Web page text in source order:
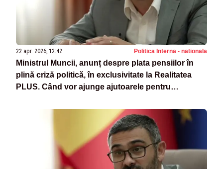
22 apr. 2026, 12:42 Politica Interna - nationala
Ministrul Muncii, anunț despre plata pensiilor în
plină criză politică, în exclusivitate la Realitatea
PLUS. Când vor ajunge ajutoarele pentru